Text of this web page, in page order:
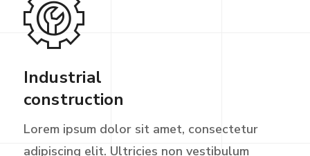
Industrial
construction
Lorem ipsum dolor sit amet, consectetur
adipiscing elit. Ultricies non vestibulum